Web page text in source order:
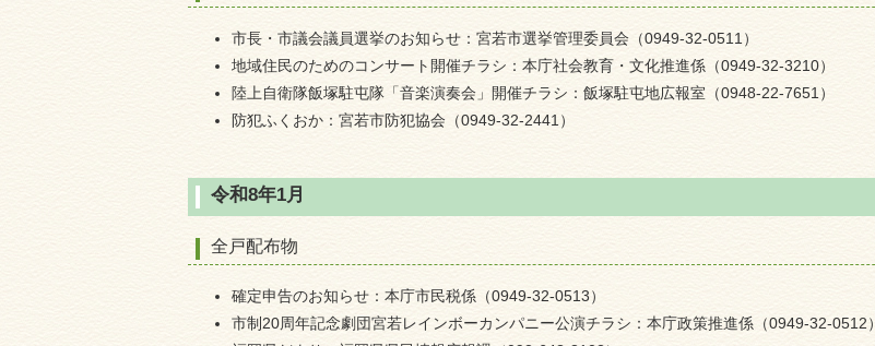
市長・市議会議員選挙のお知らせ：宮若市選挙管理委員会（0949-32-0511）
地域住民のためのコンサート開催チラシ：本庁社会教育・文化推進係（0949-32-3210）
陸上自衛隊飯塚駐屯隊「音楽演奏会」開催チラシ：飯塚駐屯地広報室（0948-22-7651）
防犯ふくおか：宮若市防犯協会（0949-32-2441）
令和8年1月
全戸配布物
確定申告のお知らせ：本庁市民税係（0949-32-0513）
市制20周年記念劇団宮若レインボーカンパニー公演チラシ：本庁政策推進係（0949-32-0512）